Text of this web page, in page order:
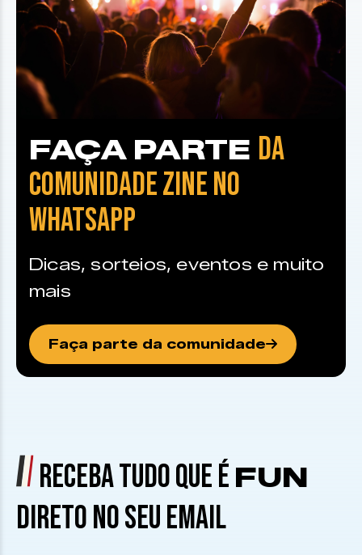
FAÇA PARTE DA
COMUNIDADE ZINE NO
WHATSAPP
Dicas, sorteios, eventos e muito
mais
Faça parte da comunidade
RECEBA TUDO QUE É FUN
DIRETO NO SEU EMAIL